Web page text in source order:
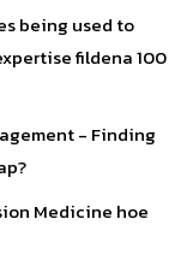
being used to
fildena 100
- Finding
Medicine hoe